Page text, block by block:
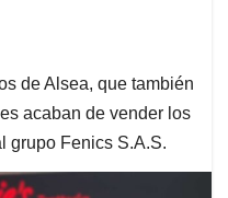
de Alsea, que también
acaban de vender los
grupo Fenics S.A.S.